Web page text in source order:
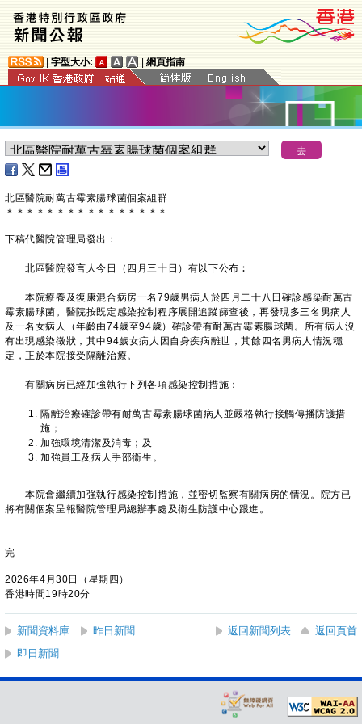
字型大小: 網頁指南
北區醫院耐萬古霉素腸球菌個案組群
＊ ＊ ＊ ＊ ＊ ＊ ＊ ＊ ＊ ＊ ＊ ＊ ＊ ＊ ＊ ＊
下稿代​醫院管理局發出：
北區醫院發言人今日（四月三十日）有以下公布︰
本院療養及復康混合病房一名79歲男病人於四月二十八日確診感染耐萬古
霉素腸球菌。醫院按既定感染控制程序展開追蹤篩查後，再發現多三名男病人
及一名女病人（年齡由74歲至94歲）確診帶有耐萬古霉素腸球菌。所有病人沒
有出現感染徵狀，其中94歲女病人因自身疾病離世，其餘四名男病人情況穩
定，正於本院接受隔離治療。
有關病房已經加強執行下列各項感染控制措施：
隔離治療確診帶有耐萬古霉素腸球菌病人並嚴格執行接觸傳播防護措
施；
加強環境清潔及消毒；及
加強員工及病人手部衞生。
本院會繼續加強執行感染控制措施，並密切監察有關病房的情況。院方已
將有關個案呈報醫院管理局總辦事處及衞生防護中心跟進。
完
2026年4月30日（星期四）
香港時間19時20分
新聞資料庫 昨日新聞 返回新聞列表
返回頁首
即日新聞